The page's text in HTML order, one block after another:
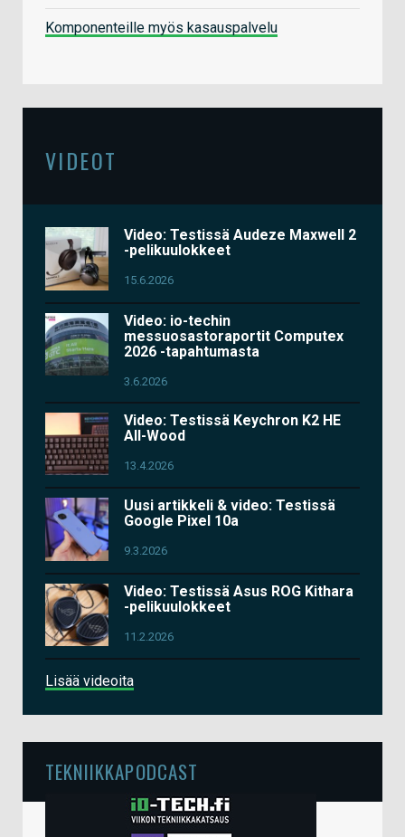
Komponenteille myös kasauspalvelu
VIDEOT
Video: Testissä Audeze Maxwell 2
-pelikuulokkeet
15.6.2026
Video: io-techin
messuosastoraportit Computex
2026 -tapahtumasta
3.6.2026
Video: Testissä Keychron K2 HE
All-Wood
13.4.2026
Uusi artikkeli & video: Testissä
Google Pixel 10a
9.3.2026
Video: Testissä Asus ROG Kithara
-pelikuulokkeet
11.2.2026
Lisää videoita
TEKNIIKKAPODCAST